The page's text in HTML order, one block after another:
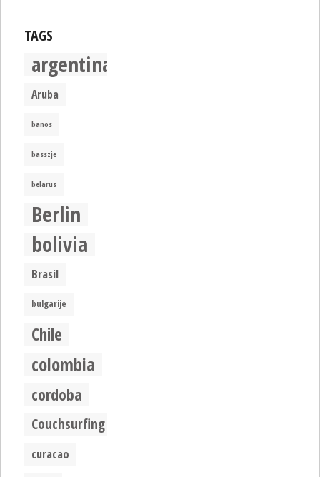
TAGS
argentina
Aruba
banos
basszje
belarus
Berlin
bolivia
Brasil
bulgarije
Chile
colombia
cordoba
Couchsurfing
curacao